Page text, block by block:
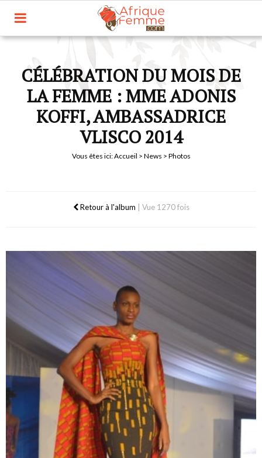
CÉLÉBRATION DU MOIS DE
LA FEMME : MME ADONIS
KOFFI, AMBASSADRICE
VLISCO 2014
Vous êtes ici:Accueil > News > Photos
Retour à l'album Vue 1270 fois